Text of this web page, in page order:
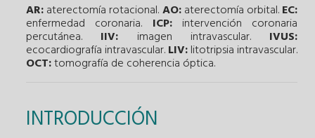
AR:aterectomía rotacional.AO:aterectomía orbital.EC:
enfermedad coronaria. ICP:intervención coronaria
percutánea. IIV: imagen intravascular. IVUS:
ecocardiografía intravascular.LIV:litotripsia intravascular.
OCT:tomografía de coherencia óptica.
INTRODUCCIÓN